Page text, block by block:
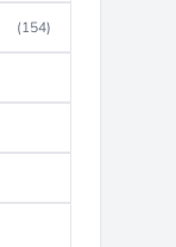
(154)